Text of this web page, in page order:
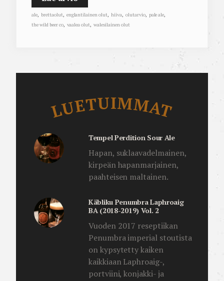
ale, brettaolut, englantilainen olut, hiiva, olutarvio, pale ale,
the wild beer co, vaalea olut, walesilainen olut
LUETUIMMAT
Tempel Perdition Sour Ale
Hapan, suklaavadelmainen,
kirpeän hapanmarjainen,
paahteisen maltainen.
Käbliku Penumbra Laphroaig
BA (2018-2019) Vol. 2
Vuoden 2017 reseptiikan
Penumbra imperial stoutista
on kypsytetty kaiken
kaikkiaan Laphroaig-,
portviini, konjakki- ja